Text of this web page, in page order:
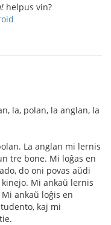
helpus vin?
la, polan, la anglan, la
La anglan mi lernis
tre bone. Mi loĝas en
do oni povas aŭdi
Mi ankaŭ lernis
ankaŭ loĝis en
kaj mi